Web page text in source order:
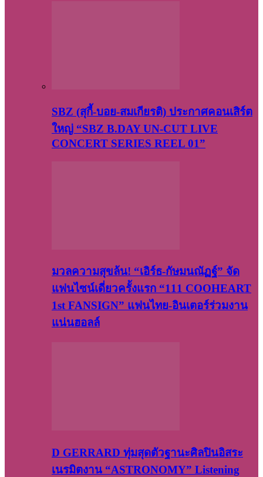
SBZ (สุกี้-บอย-สมเกียรติ) ประกาศคอนเสิร์ต
ใหญ่ “SBZ B.DAY UN-CUT LIVE
CONCERT SERIES REEL 01”
มวลความสุขล้น! “เอิร์ธ-กัษมนณัฏฐ์” จัด
แฟนไซน์เดี่ยวครั้งแรก “111 COOHEART
1st FANSIGN” แฟนไทย-อินเตอร์ร่วมงาน
แน่นฮอลล์
D GERRARD ทุ่มสุดตัวฐานะศิลปินอิสระ
เนรมิตงาน “ASTRONOMY” Listening